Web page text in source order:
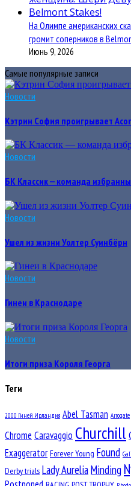
На Олимпе американских
громит соперников в
Июнь 9, 2026
Самые популярные записи
Новости
Кэтрин София проигрывает
Новости
БК Классик — команда
Новости
Ушел из жизни Уолтер Суинбёрн
Новости
Гинеи в Краснодаре
Новости
Итоги приза Короля Георга
Теги
2000 Гиней Ирландия Abel Tasman Arrogate
Chrome Caravaggio Churchill
Exaggerator Forever Young Found
Derby trials Lady AureliaMinding